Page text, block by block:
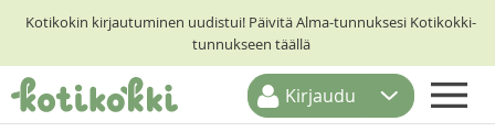
Kotikokin kirjautuminen uudistui! Päivitä Alma-tunnuksesi Kotikokki-
tunnukseen täällä
Kirjaudu